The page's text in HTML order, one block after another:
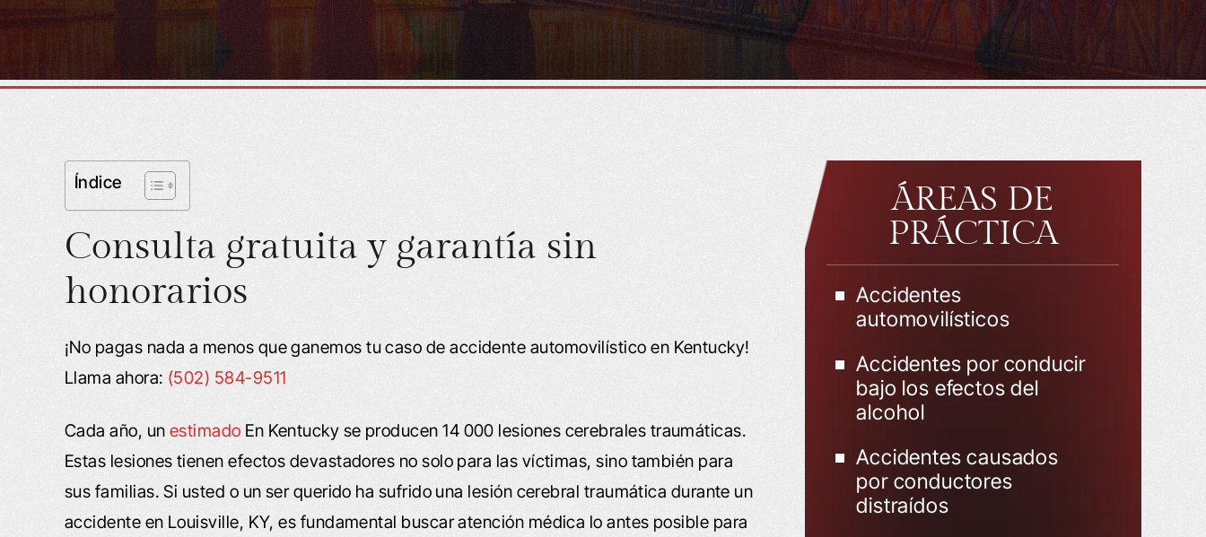
Índice
Consulta gratuita y garantía sin
honorarios
¡No pagas nada a menos que ganemos tu caso de accidente automovilístico en Kentucky!
Llama ahora: (502) 584-9511
Cada año, un estimado En Kentucky se producen 14 000 lesiones cerebrales traumáticas.
Estas lesiones tienen efectos devastadores no solo para las víctimas, sino también para
sus familias. Si usted o un ser querido ha sufrido una lesión cerebral traumática durante un
accidente en Louisville, KY, es fundamental buscar atención médica lo antes posible para
ÁREAS DE
PRÁCTICA
Accidentes
automovilísticos
Accidentes por conducir
bajo los efectos del
alcohol
Accidentes causados
por conductores
distraídos